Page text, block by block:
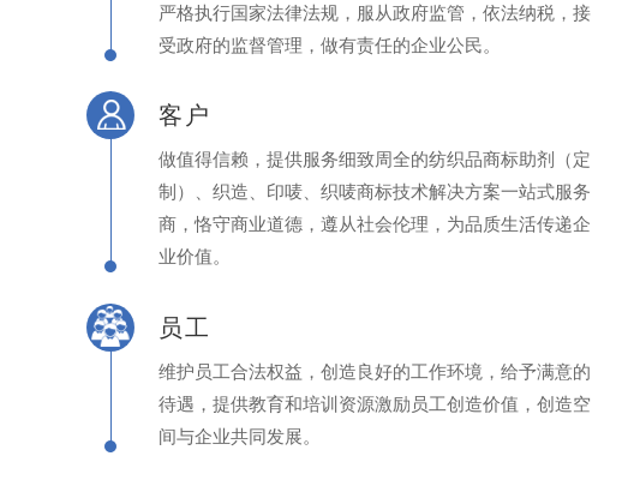
严格执行国家法律法规，服从政府监管，依法纳税，接
受政府的监督管理，做有责任的企业公民。
客户
做值得信赖，提供服务细致周全的纺织品商标助剂（定
制）、织造、印唛、织唛商标技术解决方案一站式服务
商，恪守商业道德，遵从社会伦理，为品质生活传递企
业价值。
员工
维护员工合法权益，创造良好的工作环境，给予满意的
待遇，提供教育和培训资源激励员工创造价值，创造空
间与企业共同发展。